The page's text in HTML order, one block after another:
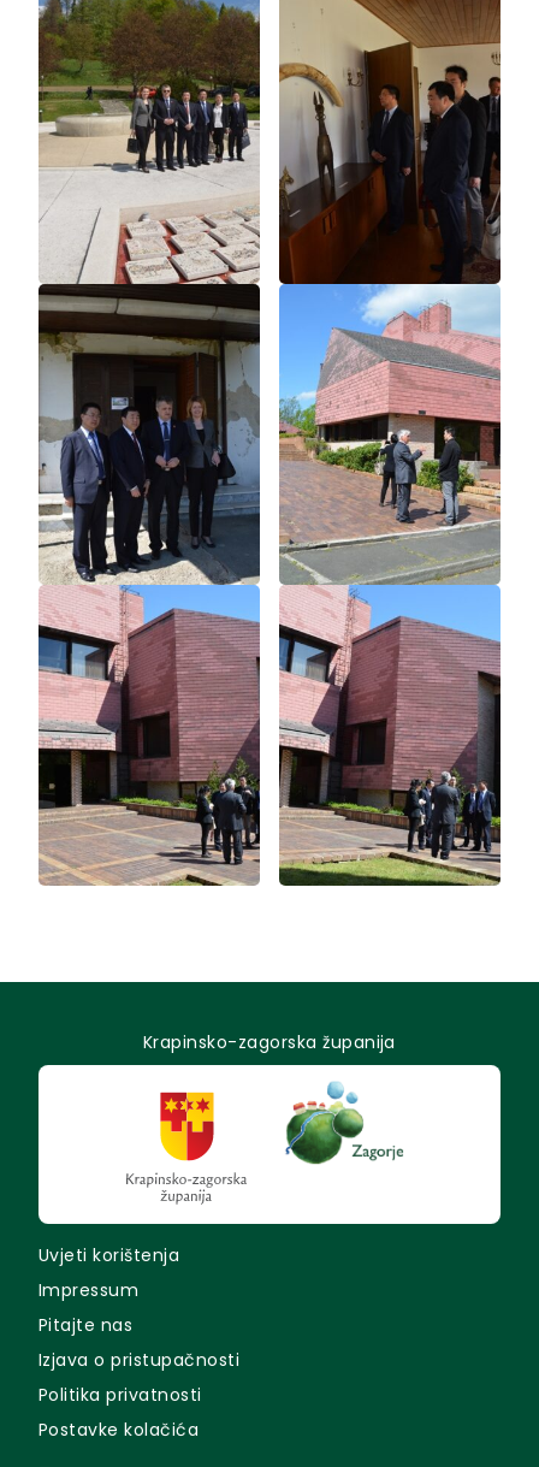
Krapinsko-zagorska županija
Uvjeti korištenja
Impressum
Pitajte nas
Izjava o pristupačnosti
Politika privatnosti
Postavke kolačića